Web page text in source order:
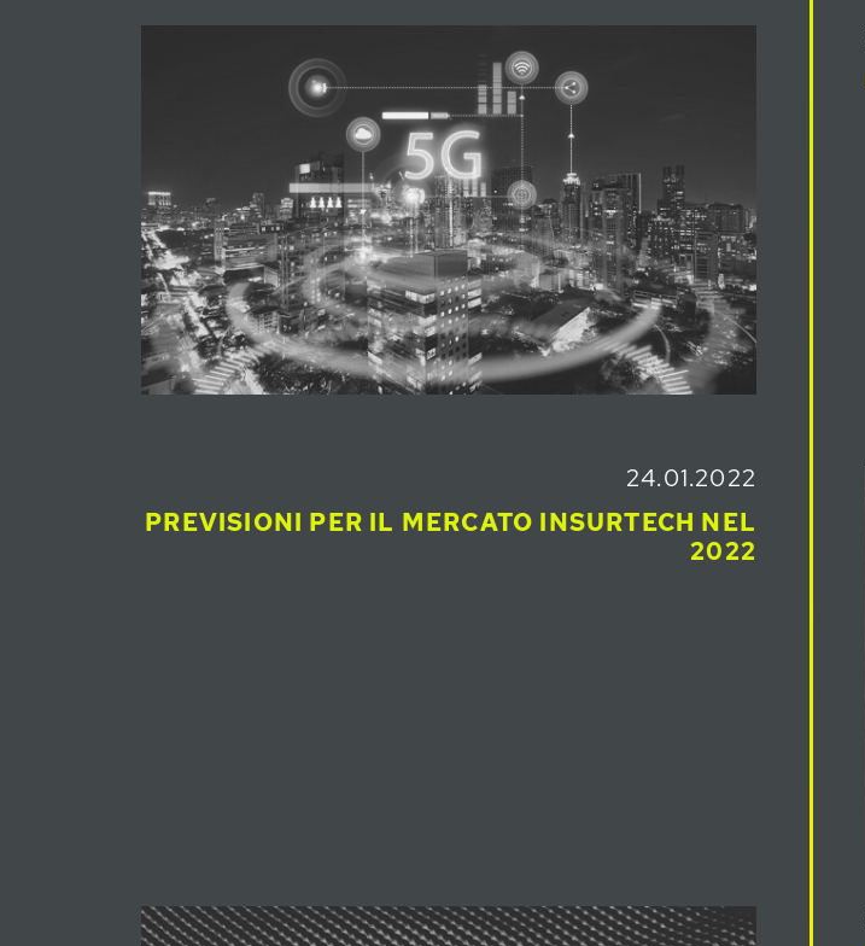
24.01.2022
PREVISIONI PER IL MERCATO INSURTECH NEL
2022